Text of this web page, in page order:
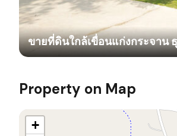
ขายที่ดินใกล้เขื่อนแก่งกระจาน
Property on Map
+